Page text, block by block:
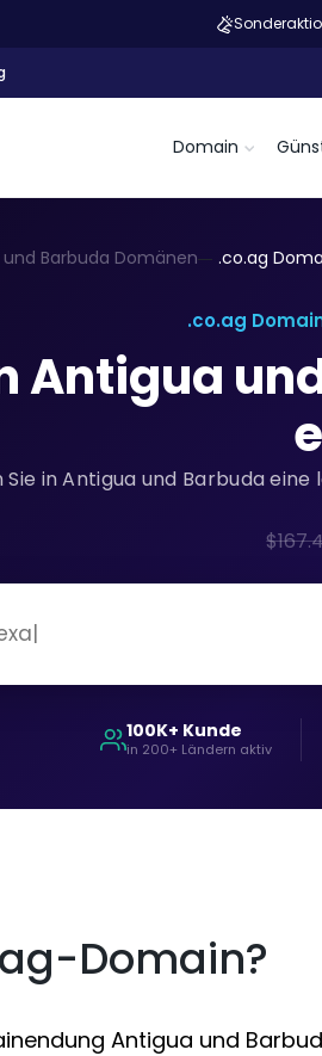
Domain
Barbuda Domänen .co.ag
.co.ag
Antigua
Sie in Antigua und Barbuda
100K+ Kunde
in 200+ Ländern aktiv
Domain?
Antigua und